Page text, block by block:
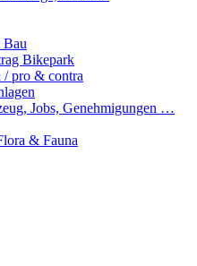
Bau
Bikepark
/ pro & contra
Jobs, Genehmigungen …
& Fauna